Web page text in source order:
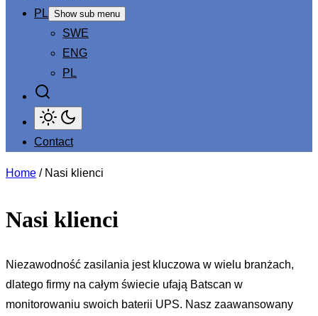
PL Show sub menu
SWE
ENG
PL
Contact
Home / Nasi klienci
Nasi klienci
Niezawodność zasilania jest kluczowa w wielu branżach,
dlatego firmy na całym świecie ufają Batscan w
monitorowaniu swoich baterii UPS. Nasz zaawansowany